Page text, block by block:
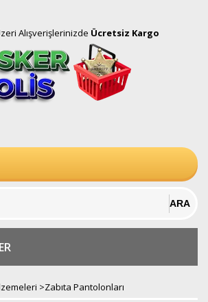
Alışverişlerinizde Ücretsiz Kargo
>Zabıta Pantolonları